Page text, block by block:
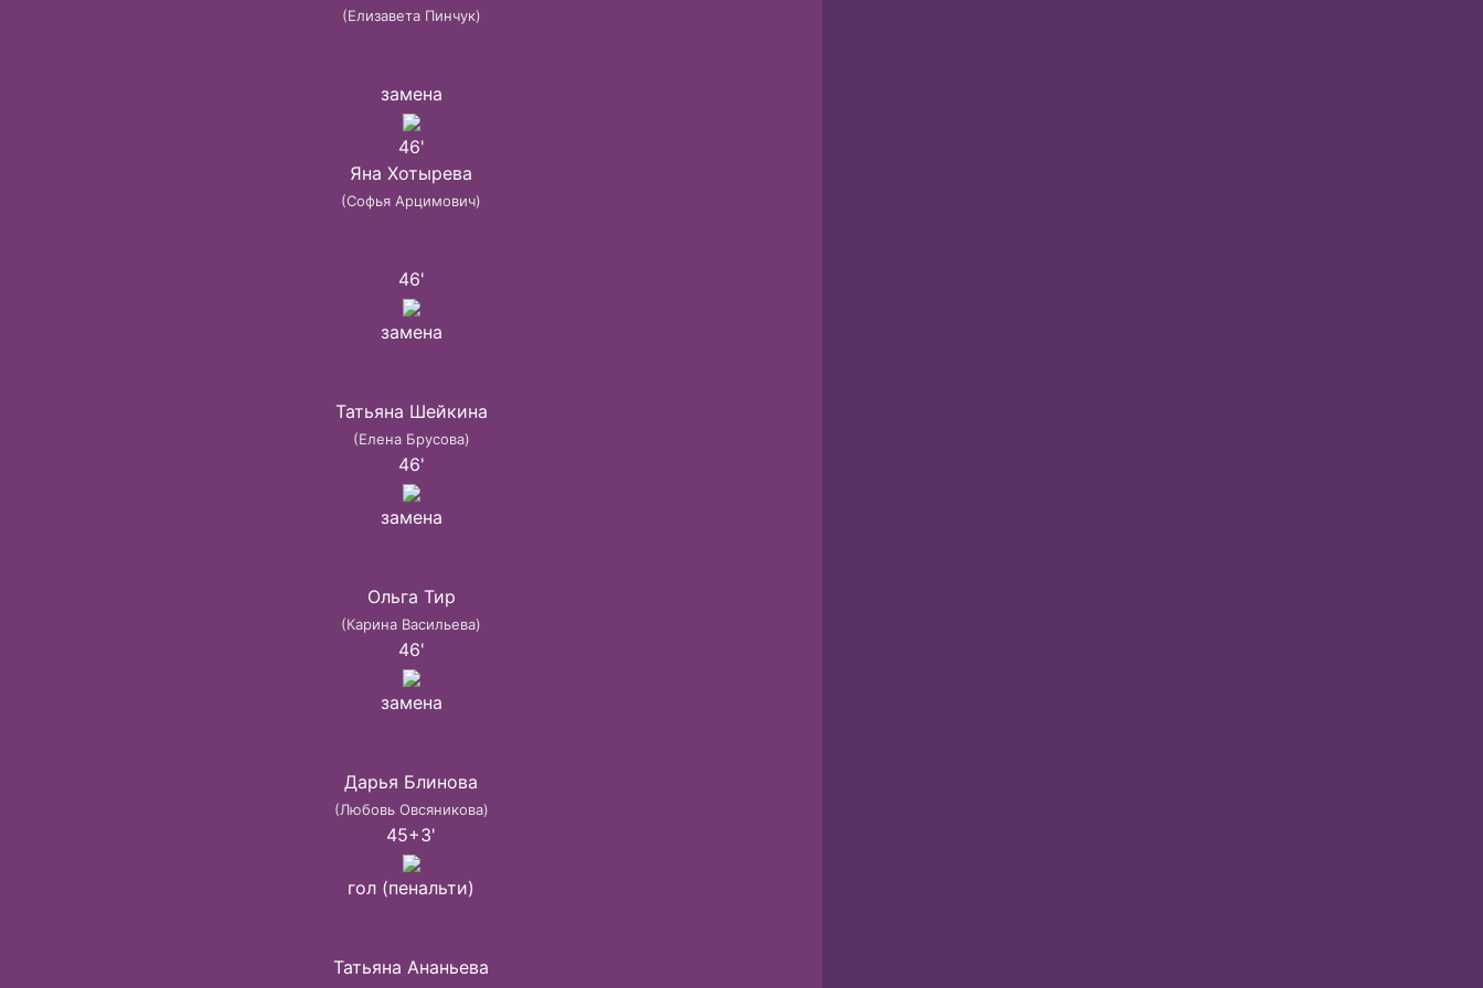
(Елизавета Пинчук)
замена
46'
Яна Хотырева
(Софья Арцимович)
46'
замена
Татьяна Шейкина
(Елена Брусова)
46'
замена
Ольга Тир
(Карина Васильева)
46'
замена
Дарья Блинова
(Любовь Овсяникова)
45+3'
гол (пенальти)
Татьяна Ананьева